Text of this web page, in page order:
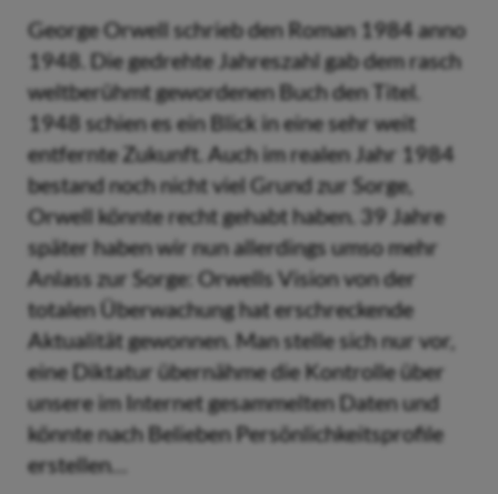
George Orwell schrieb den Roman 1984 anno
1948. Die gedrehte Jahreszahl gab dem rasch
weltberühmt gewordenen Buch den Titel.
1948 schien es ein Blick in eine sehr weit
entfernte Zukunft. Auch im realen Jahr 1984
bestand noch nicht viel Grund zur Sorge,
Orwell könnte recht gehabt haben. 39 Jahre
später haben wir nun allerdings umso mehr
Anlass zur Sorge: Orwells Vision von der
totalen Überwachung hat erschreckende
Aktualität gewonnen. Man stelle sich nur vor,
eine Diktatur übernähme die Kontrolle über
unsere im Internet gesammelten Daten und
könnte nach Belieben Persönlichkeitsprofile
erstellen…